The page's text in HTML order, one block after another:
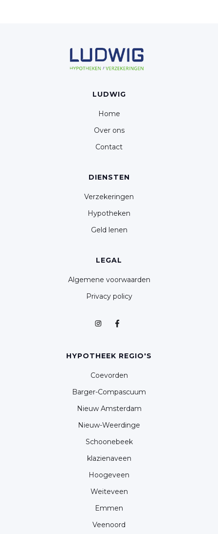
LUDWIG
Home
Over ons
Contact
DIENSTEN
Verzekeringen
Hypotheken
Geld lenen
LEGAL
Algemene voorwaarden
Privacy policy
HYPOTHEEK REGIO'S
Coevorden
Barger-Compascuum
Nieuw Amsterdam
Nieuw-Weerdinge
Schoonebeek
klazienaveen
Hoogeveen
Weiteveen
Emmen
Veenoord